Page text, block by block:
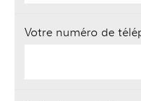
Votre numéro de